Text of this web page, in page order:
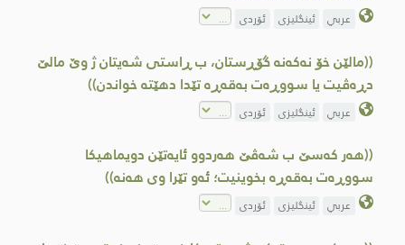
عربي ئینگلیزی ئۆردی
((مالێن خۆ نه‌كه‌نه‌ گۆڕستان، ب ڕاستی شه‌یتان ژ وێ مالێ
دڕه‌ڤیت یا سووڕه‌ت به‌قه‌ڕه‌ تێدا دهێته‌ خواندن))
عربي ئینگلیزی ئۆردی
((هه‌ر كه‌سێ ب شه‌ڤێ هه‌ردوو ئایه‌تێن دویماهیكا
سووڕه‌ت به‌قه‌ڕه‌ بخوینیت؛ ئه‌و تێرا وی هه‌نه‌))
عربي ئینگلیزی ئۆردی